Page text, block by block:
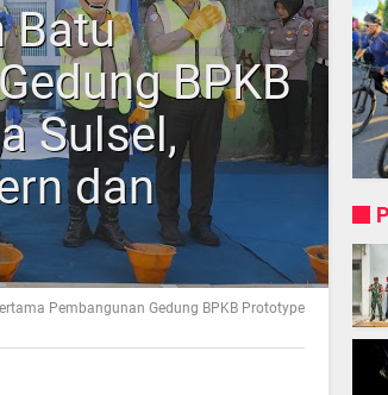
Batu
BPKB
Sulsel,
dan
Pembangunan Gedung BPKB Prototype